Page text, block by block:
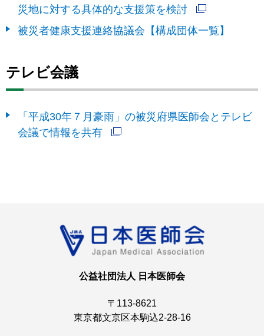
災地に対する具体的な支援策を検討
被災者健康支援連絡協議会【構成団体一覧】
テレビ会議
「平成30年７月豪雨」の被災府県医師会とテレビ
会議で情報を共有
公益社団法人 日本医師会
〒113-8621
東京都文京区本駒込2-28-16